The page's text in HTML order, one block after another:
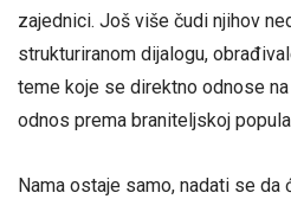
zajednici. Još više čudi njihov
strukturiranom dijalogu,
teme koje se direktno odnose
odnos prema braniteljskoj
Nama ostaje samo, nadati se da